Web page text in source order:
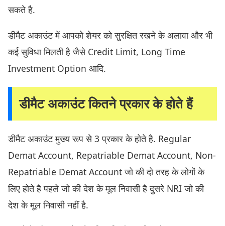
सकते है.
डीमैट अकाउंट में आपको शेयर को सुरक्षित रखने के अलावा और भी
कई सुविधा मिलती है जैसे Credit Limit, Long Time
Investment Option आदि.
डीमैट अकाउंट कितने प्रकार के होते हैं
डीमैट अकाउंट मुख्य रूप से 3 प्रकार के होते है. Regular
Demat Account, Repatriable Demat Account, Non-
Repatriable Demat Account जो की दो तरह के लोगों के
लिए होते है पहले जो की देश के मूल निवासी है दुसरे NRI जो की
देश के मूल निवासी नहीं है.